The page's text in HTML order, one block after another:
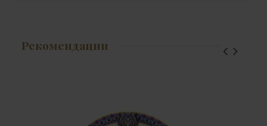
Рекомендации